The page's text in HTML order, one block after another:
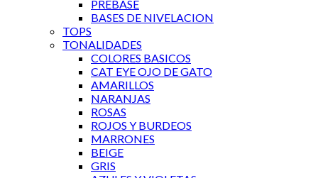
PREBASE
BASES DE NIVELACION
TOPS
TONALIDADES
COLORES BASICOS
CAT EYE OJO DE GATO
AMARILLOS
NARANJAS
ROSAS
ROJOS Y BURDEOS
MARRONES
BEIGE
GRIS